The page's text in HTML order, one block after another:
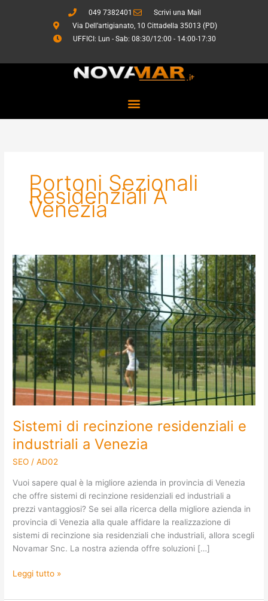
049 7382401
Scrivi una Mail
Via Dell’artigianato, 10 Cittadella 35013 (PD)
UFFICI: Lun - Sab: 08:30/12:00 - 14:00-17:30
Portoni Sezionali
Residenziali A
Venezia
Sistemi di recinzione residenziali e
industriali a Venezia
SEO /AD02
Vuoi sapere qual è la migliore azienda in provincia di Venezia
che offre sistemi di recinzione residenziali ed industriali a
prezzi vantaggiosi? Se sei alla ricerca della migliore azienda in
provincia di Venezia alla quale affidare la realizzazione di
sistemi di recinzione sia residenziali che industriali, allora scegli
Novamar Snc. La nostra azienda offre soluzioni […]
Sistemi
di
recinzione
residenziali
e
industriali
a
Venezia
Leggi tutto »